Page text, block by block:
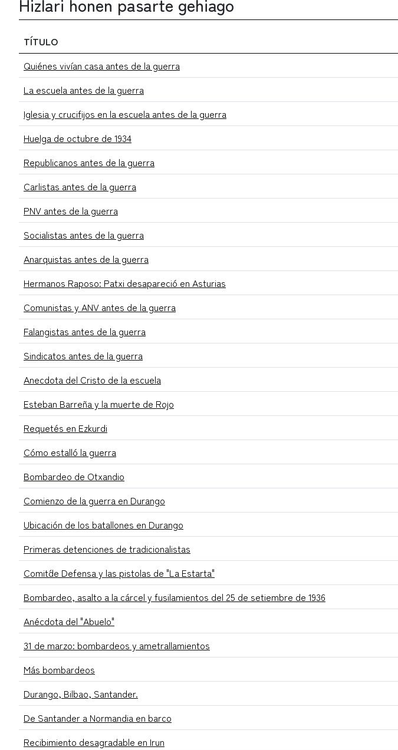
Hizlari honen pasarte gehiago
TÍTULO
Quiénes vivían casa antes de la guerra
La escuela antes de la guerra
Iglesia y crucifijos en la escuela antes de la guerra
Huelga de octubre de 1934
Republicanos antes de la guerra
Carlistas antes de la guerra
PNV antes de la guerra
Socialistas antes de la guerra
Anarquistas antes de la guerra
Hermanos Raposo: Patxi desapareció en Asturias
Comunistas y ANV antes de la guerra
Falangistas antes de la guerra
Sindicatos antes de la guerra
Anecdota del Cristo de la escuela
Esteban Barreña y la muerte de Rojo
Requetés en Ezkurdi
Cómo estalló la guerra
Bombardeo de Otxandio
Comienzo de la guerra en Durango
Ubicación de los batallones en Durango
Primeras detenciones de tradicionalistas
Comit´de Defensa y las pistolas de "La Estarta"
Bombardeo, asalto a la cárcel y fusilamientos del 25 de setiembre de 1936
Anécdota del "Abuelo"
31 de marzo: bombardeos y ametrallamientos
Más bombardeos
Durango, Bilbao, Santander.
De Santander a Normandia en barco
Recibimiento desagradable en Irun